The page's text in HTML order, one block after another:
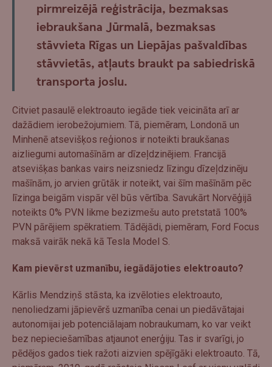
pirmreizējā reģistrācija, bezmaksas
iebraukšana Jūrmalā, bezmaksas
stāvvieta Rīgas un Liepājas pašvaldības
stāvvietās, atļauts braukt pa sabiedriskā
transporta joslu.
Citviet pasaulē elektroauto iegāde tiek veicināta arī ar
dažādiem ierobežojumiem. Tā, piemēram, Londonā un
Minhenē atsevišķos reģionos ir noteikti braukšanas
aizliegumi automašīnām ar dīzeļdzinējiem. Francijā
atsevišķas bankas vairs neizsniedz līzingu dīzeļdzinēju
mašīnām, jo arvien grūtāk ir noteikt, vai šīm mašīnām pēc
līzinga beigām vispār vēl būs vērtība. Savukārt Norvēģijā
noteikts 0% PVN likme bezizmešu auto pretstatā 100%
PVN pārējiem spēkratiem. Tādējādi, piemēram, Ford Focus
maksā vairāk nekā kā Tesla Model S.
Kam pievērst uzmanību, iegādājoties elektroauto?
Kārlis Mendziņš stāsta, ka izvēloties elektroauto,
nenoliedzami jāpievērš uzmanība cenai un piedāvātajai
autonomijai jeb potenciālajam nobraukumam, ko var veikt
bez nepieciešamības atjaunot enerģiju. Tas ir svarīgi, jo
pēdējos gados tiek ražoti aizvien spējīgāki elektroauto. Tā,